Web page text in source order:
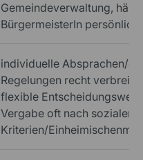
Gemeindeverwaltung,
BürgermeisterIn persönlich
individuelle Absprachen/
Regelungen recht
flexible
Vergabe oft nach sozialen
Kriterien/